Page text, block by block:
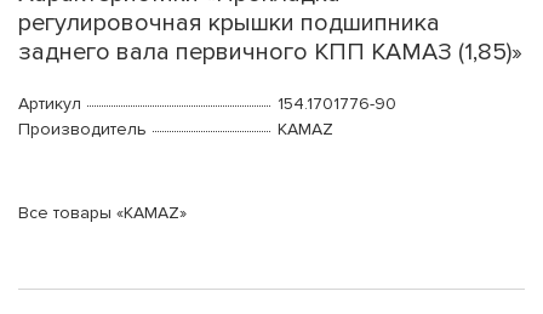
регулировочная крышки подшипника
заднего вала первичного КПП КАМАЗ (1,85)»
Артикул
154.1701776-90
Производитель
KAMAZ
Все товары «KAMAZ»